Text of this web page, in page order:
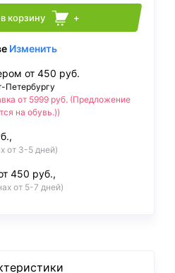
корзину +
Изменить
от 450 руб.
Петербургу
от 5999 руб. (Предложение
на обувь.))
от 3-5 дней)
450 руб.,
от 5-7 дней)